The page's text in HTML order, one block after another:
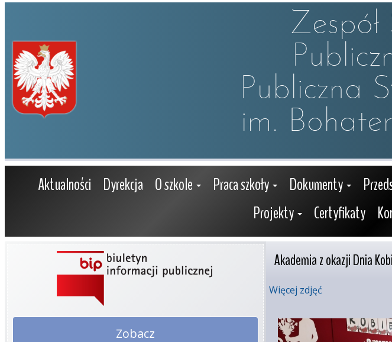
Zespół
Publiczna
im.
Aktualności Dyrekcja O szkole Praca szkoły Dokumenty
Projekty
Certyfikaty
Akademia z okazji Dnia
Więcej zdjęć
Zobacz